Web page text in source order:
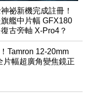
祕新機完成註冊！
艦中片幅 GFX180
古旁軸 X-Pro4？
Tamron 12-20mm
片幅超廣角變焦鏡正